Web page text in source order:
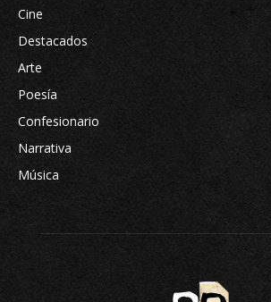
Cine
Destacados
Arte
Poesía
Confesionario
Narrativa
Música